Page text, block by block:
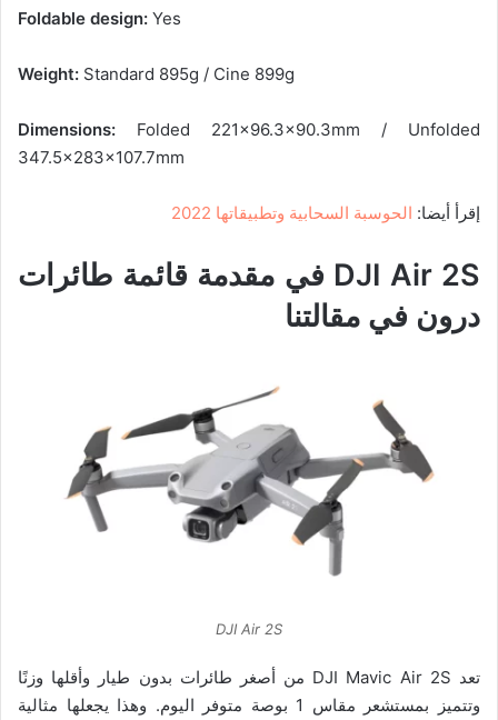
Foldable design: Yes
Weight: Standard 895g / Cine 899g
Dimensions: Folded 221×96.3×90.3mm / Unfolded
347.5x283x107.7mm
إقرأ أيضا: الحوسبة السحابية وتطبيقاتها 2022
DJI Air 2S في مقدمة قائمة طائرات
درون في مقالتنا
DJI Air 2S
تعد DJI Mavic Air 2S من أصغر طائرات بدون طيار وأقلها وزنًا
وتتميز بمستشعر مقاس 1 بوصة متوفر اليوم. وهذا يجعلها مثالية